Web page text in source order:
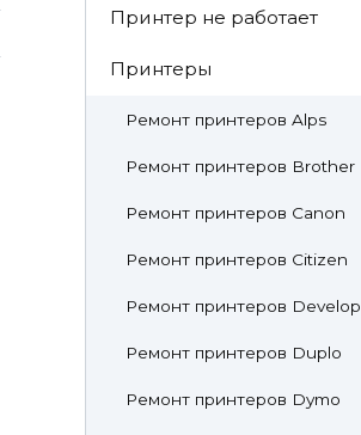
Принтер не работает
Принтеры
Ремонт принтеров Alps
Ремонт принтеров Brother
Ремонт принтеров Canon
Ремонт принтеров Citizen
Ремонт принтеров Develop
Ремонт принтеров Duplo
Ремонт принтеров Dymo